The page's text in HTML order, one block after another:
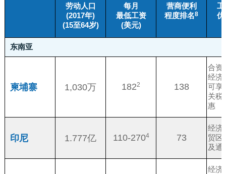
劳动人口
(2017年)
(15至64岁)
每月
最低工资
(美元)
营商便利
程度排名8
工
优
东南亚
柬埔寨 1,030万 1822 138
合资
经济
可享
关税
惠
印尼 1.777亿 110-2704 73
经济
贸区
及通
经济